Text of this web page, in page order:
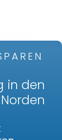
in den
Norden